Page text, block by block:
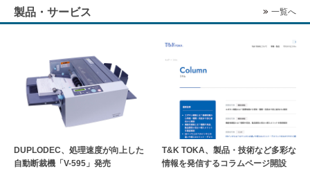
製品・サービス 一覧へ
DUPLODEC、処理速度が向上した
自動断裁機「V-595」発売
T&K TOKA、製品・技術など多彩な
情報を発信するコラムページ開設